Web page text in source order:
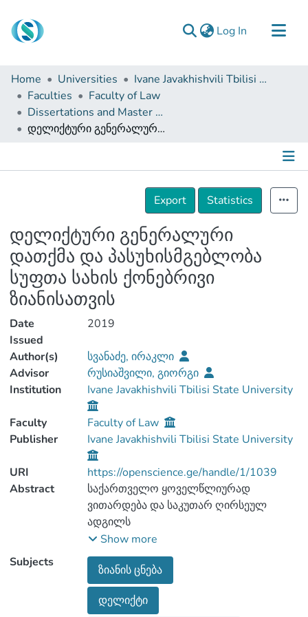
Log In (current)
Communities & Collections
Browse
Documentation
About Us
Home Universities
Ivane Javakhishvili Tbilisi State University
Faculties
Faculty of Law
Dissertations and Master Theses
დელიქტური გენერალური დათქმა და პასუხისმგებლობა სუფთა სახის ქონებრივი ზიანისათვის
Details
Export
Statistics
დელიქტური გენერალური
დათქმა და პასუხისმგებლობა
სუფთა სახის ქონებრივი
ზიანისათვის
Date
Issued
2019
Author(s)
სვანაძე, ირაკლი
Advisor
რუსიაშვილი, გიორგი
Institution
Ivane Javakhishvili Tbilisi State University
Faculty
Faculty of Law
Publisher
Ivane Javakhishvili Tbilisi State University
URI
https://openscience.ge/handle/1/1039
Abstract
საქართველო ყოველწლიურად
ვითარდება და საკუთარ ღირსეულ
ადგილს
იმკვიდრებს ევროპული სამართლისა და
ეკონომიკის ოჯახში, რაზეც
ცალსახად მეტყველებს 2014 წლის 27
ივნისს ევროკავშირთან გაფორმებული
საერთაშორისო ხელშეკრულება.
Show more
Subjects
ზიანის ცნება
დელიქტი